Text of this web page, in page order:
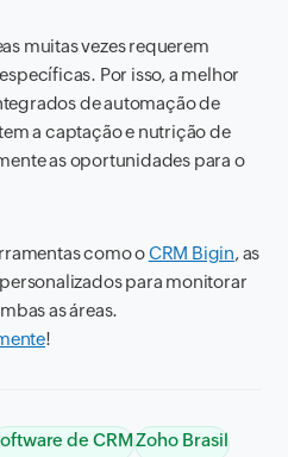
muitas vezes requerem
Por isso, a melhor
de automação de
a captação e nutrição de
as oportunidades para o
como oCRM Bigin, as
para monitorar
as áreas.
!
de CRMZoho Brasil